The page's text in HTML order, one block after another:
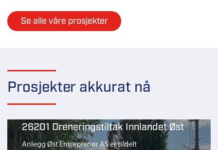
Se alle våre prosjekter
Prosjekter akkurat nå
26201 Dreneringstiltak Innlandet Øst
Anlegg Øst Entreprenør AS er tildelt